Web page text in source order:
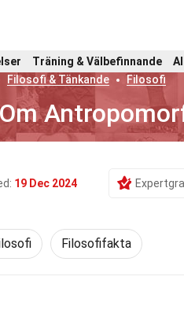
Träning & Välbefinnande
Filosofi & Tänkande Filosofi
19 Dec 2024
Filosofifakta